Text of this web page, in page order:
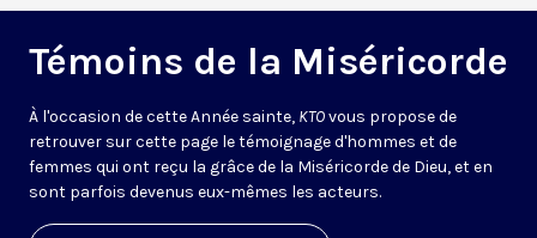
Témoins de la Miséricorde
À l'occasion de cette Année sainte, KTOvous propose de
retrouver sur cette page le témoignage d'hommes et de
femmes qui ont reçu la grâce de la Miséricorde de Dieu, et en
sont parfois devenus eux-mêmes les acteurs.